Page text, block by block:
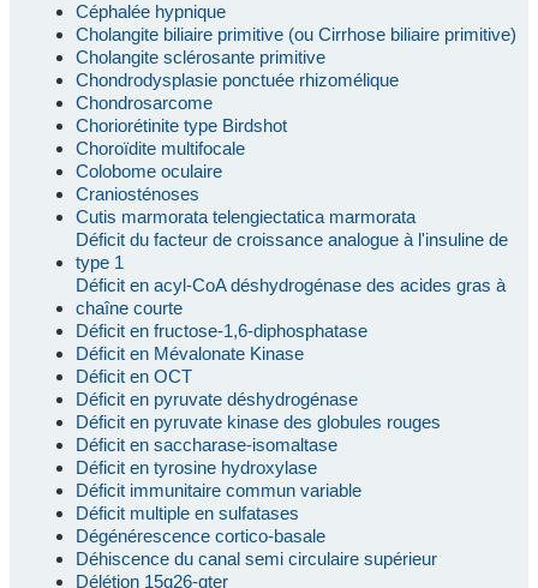
Céphalée hypnique
Cholangite biliaire primitive (ou Cirrhose biliaire primitive)
Cholangite sclérosante primitive
Chondrodysplasie ponctuée rhizomélique
Chondrosarcome
Choriorétinite type Birdshot
Choroïdite multifocale
Colobome oculaire
Craniosténoses
Cutis marmorata telengiectatica marmorata
Déficit du facteur de croissance analogue à l'insuline de
type 1
Déficit en acyl-CoA déshydrogénase des acides gras à
chaîne courte
Déficit en fructose-1,6-diphosphatase
Déficit en Mévalonate Kinase
Déficit en OCT
Déficit en pyruvate déshydrogénase
Déficit en pyruvate kinase des globules rouges
Déficit en saccharase-isomaltase
Déficit en tyrosine hydroxylase
Déficit immunitaire commun variable
Déficit multiple en sulfatases
Dégénérescence cortico-basale
Déhiscence du canal semi circulaire supérieur
Délétion 15q26-qter